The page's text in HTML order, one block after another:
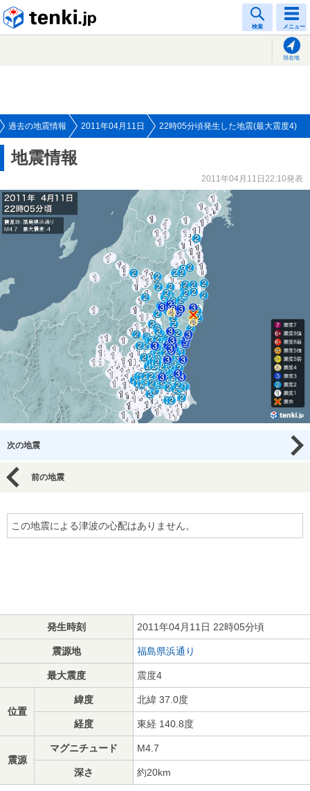
検索 メニュー
現在地
過去の地震情報 2011年04月11日 22時05分頃発生した地震(最大震度4)
地震情報
2011年04月11日22:10発表
次の地震
前の地震
この地震による津波の心配はありません。
発生時刻 2011年04月11日 22時05分頃
震源地 福島県浜通り
最大震度 震度4
位置
緯度 北緯 37.0度
経度 東経 140.8度
震源
マグニチュード M4.7
深さ 約20km